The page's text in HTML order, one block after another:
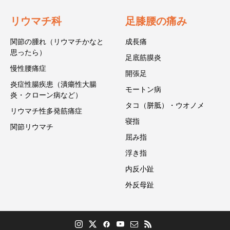
リウマチ科
関節の腫れ（リウマチかなと
思ったら）
慢性腰痛症
炎症性腸疾患（潰瘍性大腸
炎・クローン病など）
リウマチ性多発筋痛症
関節リウマチ
足膝腰の痛み
成長痛
足底筋膜炎
開張足
モートン病
タコ（胼胝）・ウオノメ
寝指
屈み指
浮き指
内反小趾
外反母趾